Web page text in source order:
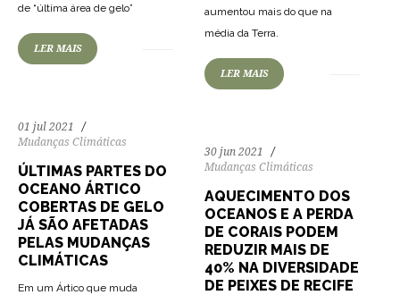
de “última área de gelo”
LER MAIS
aumentou mais do que na
média da Terra.
LER MAIS
01 jul 2021
Mudanças Climáticas
ÚLTIMAS PARTES DO
OCEANO ÁRTICO
COBERTAS DE GELO
JÁ SÃO AFETADAS
PELAS MUDANÇAS
CLIMÁTICAS
Em um Ártico que muda
30 jun 2021
Mudanças Climáticas
AQUECIMENTO DOS
OCEANOS E A PERDA
DE CORAIS PODEM
REDUZIR MAIS DE
40% NA DIVERSIDADE
DE PEIXES DE RECIFE